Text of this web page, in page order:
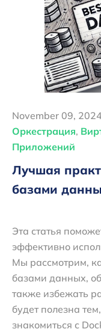
November 09,
Оркестрация,
Приложений
Лучшая
базами
Эта статья
эффективно
Мы рассмотрим,
базами данных,
также избежать
будет полезна
знакомиться с